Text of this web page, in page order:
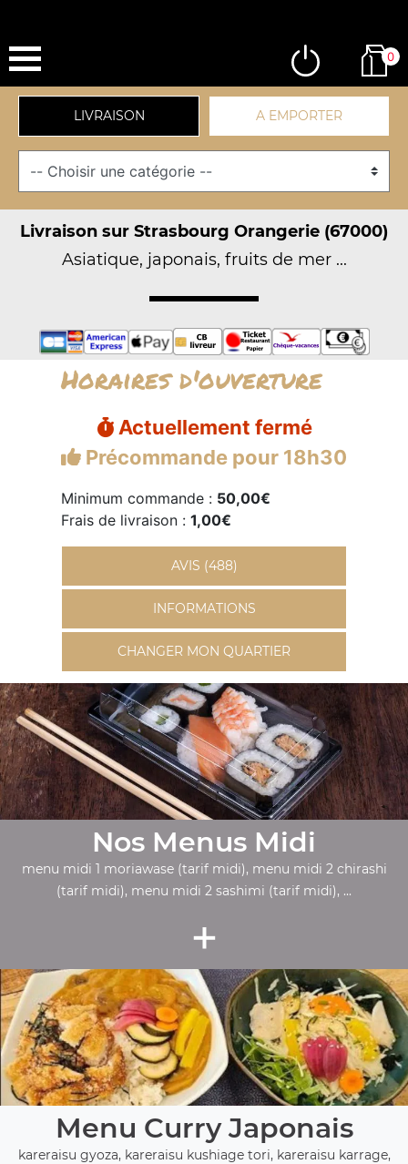
0
LIVRAISON A EMPORTER
Livraison sur Strasbourg Orangerie (67000)
Asiatique, japonais, fruits de mer ...
Horaires d'ouverture
Actuellement fermé
Précommande pour 18h30
Minimum commande : 50,00€
Frais de livraison : 1,00€
AVIS (488)
INFORMATIONS
CHANGER MON QUARTIER
Nos Menus Midi
menu midi 1 moriawase (tarif midi), menu midi 2 chirashi
(tarif midi), menu midi 2 sashimi (tarif midi), ...
+
Menu Curry Japonais
kareraisu gyoza, kareraisu kushiage tori, kareraisu karrage,